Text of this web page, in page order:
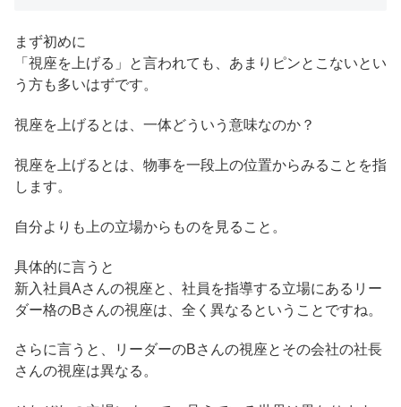
まず初めに
「視座を上げる」と言われても、あまりピンとこないとい
う方も多いはずです。
視座を上げるとは、一体どういう意味なのか？
視座を上げるとは、物事を一段上の位置からみることを指
します。
自分よりも上の立場からものを見ること。
具体的に言うと
新入社員Aさんの視座と、社員を指導する立場にあるリー
ダー格のBさんの視座は、全く異なるということですね。
さらに言うと、リーダーのBさんの視座とその会社の社長
さんの視座は異なる。